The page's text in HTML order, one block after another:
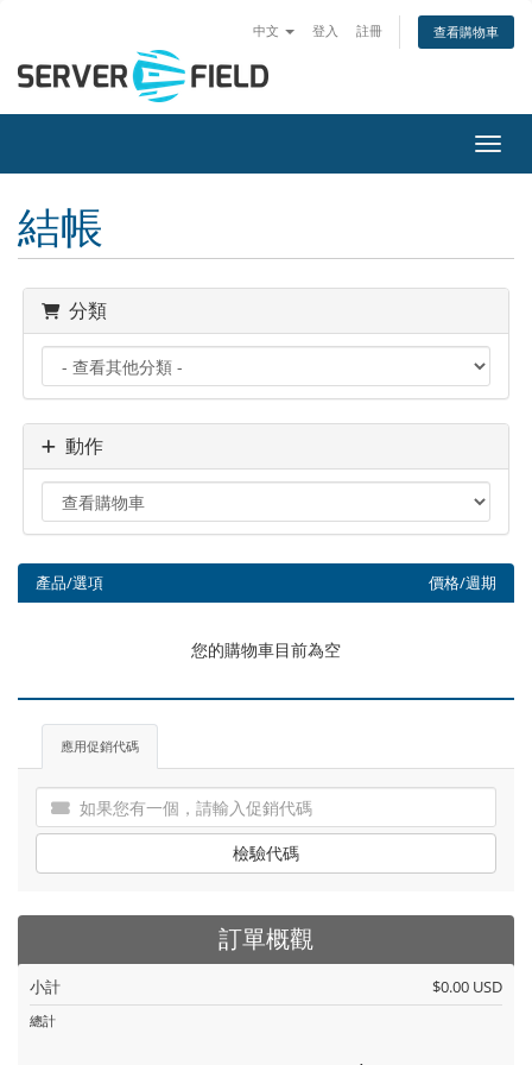
中文 登入 註冊 查看購物車
切換
結帳
分類
動作
產品/選項 價格/週期
您的購物車目前為空
應用促銷代碼
檢驗代碼
訂單概觀
小計 $0.00 USD
總計